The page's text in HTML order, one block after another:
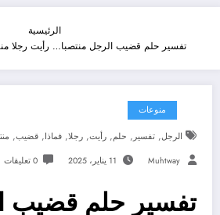
الرئيسية
تفسير حلم قضيب الرجل منتصبا… رأيت رجلا
منوعات
الرجل, تفسير , حلم, رأيت, رجلا, فماذا, قضيب,
Muhtway 11 يناير، 2025 0 تعليقات
تفسير حلم قضيب